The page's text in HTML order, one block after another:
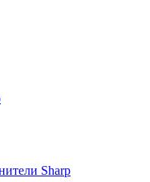
Sharp